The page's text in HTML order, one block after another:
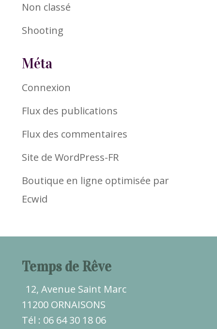
Non classé
Shooting
Méta
Connexion
Flux des publications
Flux des commentaires
Site de WordPress-FR
Boutique en ligne optimisée par
Ecwid
Temps de Rêve
12, Avenue Saint Marc
11200 ORNAISONS
Tél : 06 64 30 18 06